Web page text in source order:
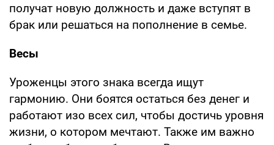
получат новую должность и даже вступят в
брак или решаться на пополнение в семье.
Весы
Уроженцы этого знака всегда ищут
гармонию. Они боятся остаться без денег и
работают изо всех сил, чтобы достичь уровня
жизни, о котором мечтают. Также им важно